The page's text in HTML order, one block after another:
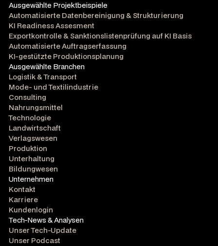
Ausgewählte Projektbeispiele
Automatisierte Datenbereinigung & Strukturierung
KI Readiness Assesment
Exportkontrolle & Sanktionslistenprüfung auf KI Basis
Automatisierte Auftragserfassung
KI-gestützte Produktionsplanung
Ausgewählte Branchen
Logistik & Transport
Mode- und Textilindustrie
Consulting
Nahrungsmittel
Technologie
Landwirtschaft
Verlagswesen
Produktion
Unterhaltung
Bildungwesen
Unternehmen
Kontakt
Karriere
Kundenlogin
Tech-News & Analysen
Unser Tech-Update
Unser Podcast